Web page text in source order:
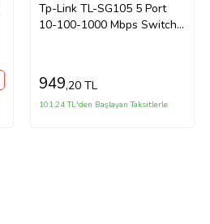
Tp-Link TL-SG105 5 Port
10-100-1000 Mbps Switch
949,20 TL
101,24 TL'den Başlayan Taksitlerle